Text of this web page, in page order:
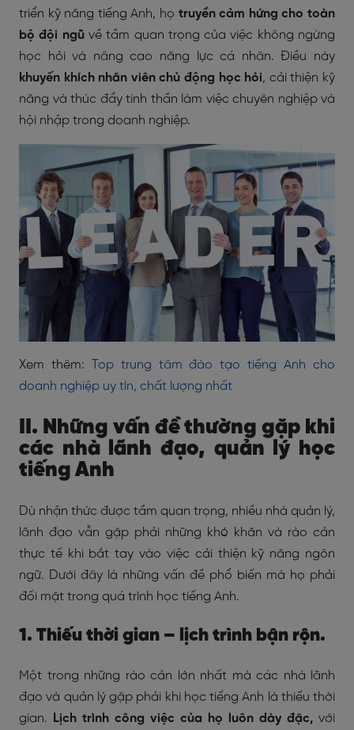
triển kỹ năng tiếng Anh, họ truyền cảm hứng cho toàn
bộ đội ngũvề tầm quan trọng của việc không ngừng
học hỏi và nâng cao năng lực cá nhân. Điều này
khuyến khích nhân viên chủ động học hỏi, cải thiện kỹ
năng và thúc đẩy tinh thần làm việc chuyên nghiệp và
hội nhập trong doanh nghiệp.
Xem thêm:
Top trung tâm đào tạo tiếng Anh cho
doanh nghiệp uy tín, chất lượng nhất
II. Những vấn đề thường gặp khi
các nhà lãnh đạo, quản lý học
tiếng Anh
Dù nhận thức được tầm quan trọng, nhiều nhà quản lý,
lãnh đạo vẫn gặp phải những khó khăn và rào cản
thực tế khi bắt tay vào việc cải thiện kỹ năng ngôn
ngữ. Dưới đây là những vấn đề phổ biến mà họ phải
đối mặt trong quá trình học tiếng Anh.
1. Thiếu thời gian – lịch trình bận rộn.
Một trong những rào cản lớn nhất mà các nhà lãnh
đạo và quản lý gặp phải khi học tiếng Anh là thiếu thời
gian.
Lịch trình công việc của họ luôn dày đặc, với